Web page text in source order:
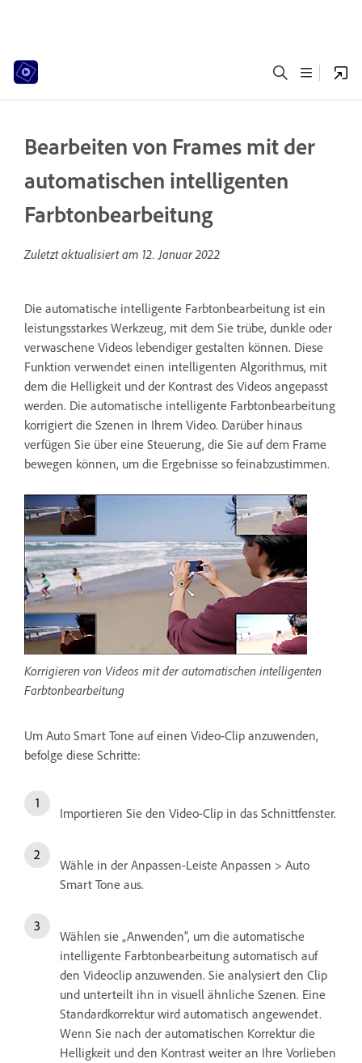
Bearbeiten von Frames mit der
automatischen intelligenten
Farbtonbearbeitung
Zuletzt aktualisiert am 12. Januar 2022
Die automatische intelligente Farbtonbearbeitung ist ein
leistungsstarkes Werkzeug, mit dem Sie trübe, dunkle oder
verwaschene Videos lebendiger gestalten können. Diese
Funktion verwendet einen intelligenten Algorithmus, mit
dem die Helligkeit und der Kontrast des Videos angepasst
werden. Die automatische intelligente Farbtonbearbeitung
korrigiert die Szenen in Ihrem Video. Darüber hinaus
verfügen Sie über eine Steuerung, die Sie auf dem Frame
bewegen können, um die Ergebnisse so feinabzustimmen.
Korrigieren von Videos mit der automatischen intelligenten
Farbtonbearbeitung
Um Auto Smart Tone auf einen Video-Clip anzuwenden,
befolge diese Schritte:
Importieren Sie den Video-Clip in das Schnittfenster.
Wähle in der Anpassen-Leiste Anpassen > Auto
Smart Tone aus.
Wählen sie „Anwenden“, um die automatische
intelligente Farbtonbearbeitung automatisch auf
den Videoclip anzuwenden. Sie analysiert den Clip
und unterteilt ihn in visuell ähnliche Szenen. Eine
Standardkorrektur wird automatisch angewendet.
Wenn Sie nach der automatischen Korrektur die
Helligkeit und den Kontrast weiter an Ihre Vorlieben